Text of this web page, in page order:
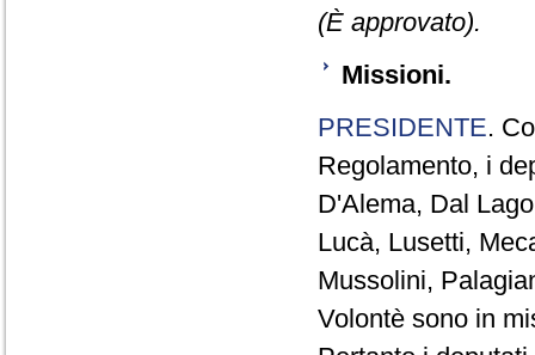
(È approvato).
Missioni.
PRESIDENTE.
Regolamento, i
D'Alema, Dal
Lucà, Lusetti,
Mussolini,
Volontè sono in